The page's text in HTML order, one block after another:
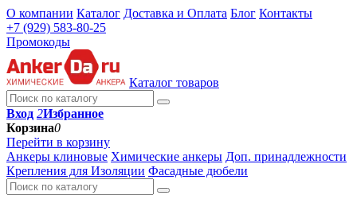
О компании Каталог Доставка и Оплата Блог Контакты
+7 (929) 583-80-25
Промокоды
Каталог товаров
Вход 2Избранное
Корзина0
Перейти в корзину
Анкеры клиновые Химические анкеры Доп. принадлежности
Крепления для Изоляции Фасадные дюбели